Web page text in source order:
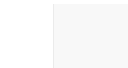
장했다는 사실을 알
잠시 후 나는 ‘하지만
은 대화가 얼마나 달
행동치료 전문가 조
것이다. 두 번째는 늘
하였다. 인간관계가